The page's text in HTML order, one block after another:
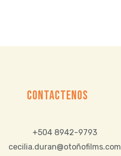
CONTACTENOS
+504 8942-9793
cecilia.duran@otoñofilms.com